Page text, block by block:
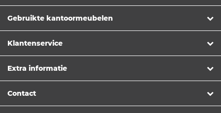
Gebruikte kantoormeubelen
Klantenservice
Extra informatie
Contact